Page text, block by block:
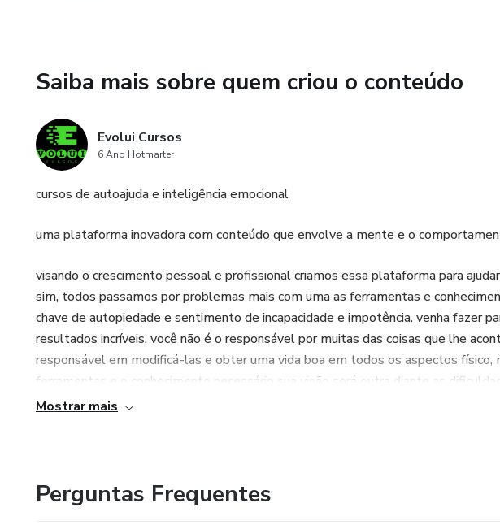
autoconhecimento, para uma vida mais plena e feliz.
Saiba mais sobre quem criou o conteúdo
Evolui Cursos
6 Ano Hotmarter
cursos de autoajuda e inteligência emocional
uma plataforma inovadora com conteúdo que envolve a mente e o
visando o crescimento pessoal e profissional criamos essa plataforma para
sim, todos passamos por problemas mais com uma as ferramentas e
chave de autopiedade e sentimento de incapacidade e impotência. venha fazer
resultados incríveis. você não é o responsável por muitas das coisas que lhe
responsável em modificá-las e obter uma vida boa em todos os aspectos
ferramentas e o conhecimento necessário sua visão será outra diante as
uma grande desordem acabam afetando sua vida pessoal e profissional. não
Mostrar mais
Perguntas Frequentes